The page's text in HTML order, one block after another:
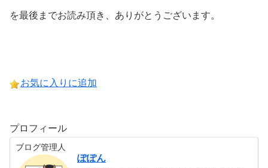
を最後までお読み頂き、ありがとうございます。
お気に入りに追加
プロフィール
ブログ管理人
ぽぽん